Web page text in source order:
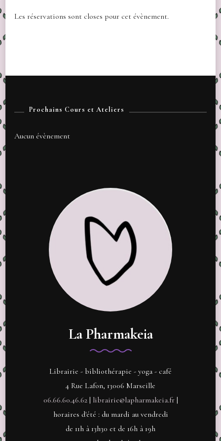
Les réservations sont closes pour cet évènement.
Prochains Cours et Ateliers
Aucun évènement
La Pharmakeia
Librairie - bibliothérapie - yoga - café
4 Rue Lafon, 13006 Marseille
06.66.60.46.62| librairie@lapharmakeia.fr|
horaires d'été : du mardi au vendredi
de 11h à 13h30 et de 16h à 19h